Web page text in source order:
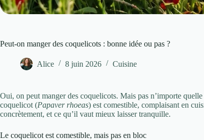
Peut-on manger des coquelicots : bonne idée ou pas ?
Alice 8 juin 2026 Cuisine
Oui, on peut manger des coquelicots. Mais pas n’importe
coquelicot (Papaver rhoeas) est comestible, complaisant en
concrètement, et ce qu’il vaut mieux laisser tranquille.
Le coquelicot est comestible, mais pas en bloc